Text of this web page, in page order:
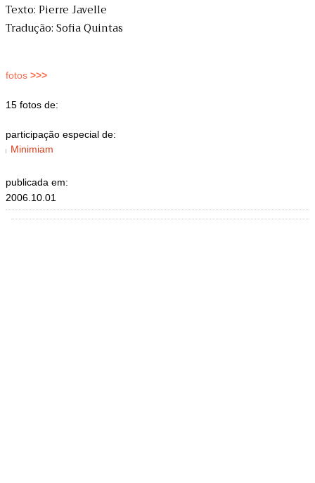
Texto: Pierre Javelle
Tradução: Sofia Quintas
fotos >>>
15 fotos de:
participação especial de:
Minimiam
publicada em:
2006.10.01